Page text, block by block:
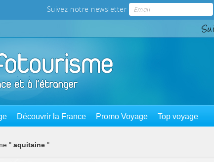
Découvrir la France Promo Voyage Top voyage
" aquitaine "